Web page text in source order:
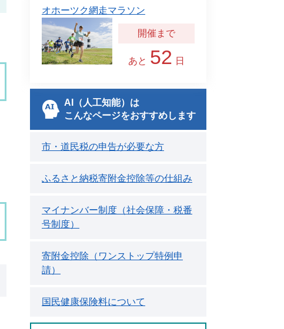
オホーツク網走マラソン
あと 52 日
AI（人工知能）は
こんなページをおすすめします
市・道民税の申告が必要な方
ふるさと納税寄附金控除等の仕組み
マイナンバー制度（社会保障・税番
号制度）
寄附金控除（ワンストップ特例申
請）
国民健康保険料について